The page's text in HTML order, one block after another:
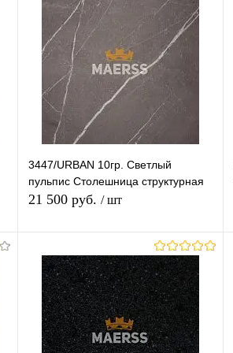
гр.3-6 гр.8
гр.9-11
Высота (Ваш Выбор)
40mm 28mm
Длина (Ваш Выбор)
3050mm
3447/URBAN 10гр. Светлый
пульпис Столешница структурная
21 500 руб. / шт
В корзину
Купить в 1 клик К сравнению
В избранное Под заказ
Толщина (Ваш Выбор)